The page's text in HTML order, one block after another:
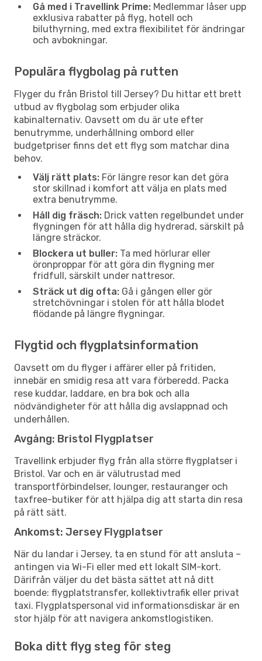
Gå med i Travellink Prime: Medlemmar låser upp
exklusiva rabatter på flyg, hotell och
biluthyrning, med extra flexibilitet för ändringar
och avbokningar.
Populära flygbolag på rutten
Flyger du från Bristol till Jersey? Du hittar ett brett
utbud av flygbolag som erbjuder olika
kabinalternativ. Oavsett om du är ute efter
benutrymme, underhållning ombord eller
budgetpriser finns det ett flyg som matchar dina
behov.
Välj rätt plats: För längre resor kan det göra
stor skillnad i komfort att välja en plats med
extra benutrymme.
Håll dig fräsch: Drick vatten regelbundet under
flygningen för att hålla dig hydrerad, särskilt på
längre sträckor.
Blockera ut buller: Ta med hörlurar eller
öronproppar för att göra din flygning mer
fridfull, särskilt under nattresor.
Sträck ut dig ofta: Gå i gången eller gör
stretchövningar i stolen för att hålla blodet
flödande på längre flygningar.
Flygtid och flygplatsinformation
Oavsett om du flyger i affärer eller på fritiden,
innebär en smidig resa att vara förberedd. Packa
rese kuddar, laddare, en bra bok och alla
nödvändigheter för att hålla dig avslappnad och
underhållen.
Avgång: Bristol Flygplatser
Travellink erbjuder flyg från alla större flygplatser i
Bristol. Var och en är välutrustad med
transportförbindelser, lounger, restauranger och
taxfree-butiker för att hjälpa dig att starta din resa
på rätt sätt.
Ankomst: Jersey Flygplatser
När du landar i Jersey, ta en stund för att ansluta –
antingen via Wi-Fi eller med ett lokalt SIM-kort.
Därifrån väljer du det bästa sättet att nå ditt
boende: flygplatstransfer, kollektivtrafik eller privat
taxi. Flygplatspersonal vid informationsdiskar är en
stor hjälp för att navigera ankomstlogistiken.
Boka ditt flyg steg för steg